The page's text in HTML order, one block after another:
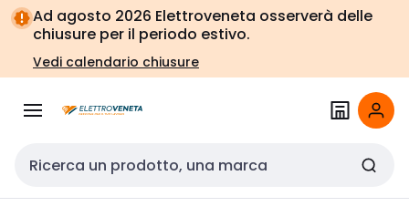
Vai alla
navigazione
Vai
alla
pagina
Ad agosto 2026 Elettroveneta osserverà delle
chiusure per il periodo estivo.
Vedi calendario chiusure
Cerca input